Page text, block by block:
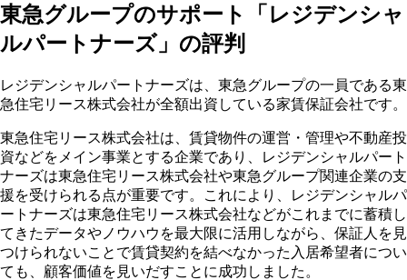
東急グループのサポート「レジデンシャ
ルパートナーズ」の評判
レジデンシャルパートナーズは、東急グループの一員である東
急住宅リース株式会社が全額出資している家賃保証会社です。
東急住宅リース株式会社は、賃貸物件の運営・管理や不動産投
資などをメイン事業とする企業であり、レジデンシャルパート
ナーズは東急住宅リース株式会社や東急グループ関連企業の支
援を受けられる点が重要です。これにより、レジデンシャルパ
ートナーズは東急住宅リース株式会社などがこれまでに蓄積し
てきたデータやノウハウを最大限に活用しながら、保証人を見
つけられないことで賃貸契約を結べなかった入居希望者につい
ても、顧客価値を見いだすことに成功しました。